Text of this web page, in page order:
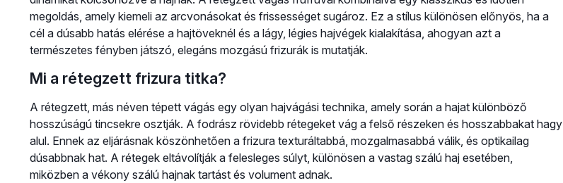
megoldás, amely kiemeli az arcvonásokat és frissességet sugároz. Ez a stílus különösen előnyös, ha a
cél a dúsabb hatás elérése a hajtöveknél és a lágy, légies hajvégek kialakítása, ahogyan azt a
természetes fényben játszó, elegáns mozgású frizurák is mutatják.
Mi a rétegzett frizura titka?
A rétegzett, más néven tépett vágás egy olyan hajvágási technika, amely során a hajat különböző
hosszúságú tincsekre osztják. A fodrász rövidebb rétegeket vág a felső részeken és hosszabbakat hagy
alul. Ennek az eljárásnak köszönhetően a frizura texturáltabbá, mozgalmasabbá válik, és optikailag
dúsabbnak hat. A rétegek eltávolítják a felesleges súlyt, különösen a vastag szálú haj esetében,
miközben a vékony szálú hajnak tartást és volument adnak.